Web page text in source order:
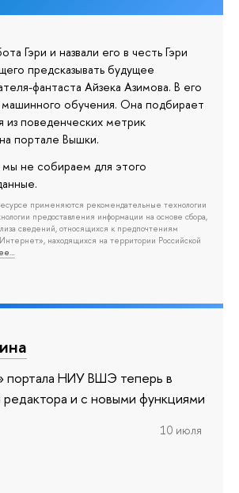
Гэри и назвали его в честь Гэри
предсказывать будущее
фантаста Айзека Азимова. В его
обучения. Она подбирает
из поведенческих метрик
портале Вышки.
не собираем для этого
применяются рекомендательные технологии
предоставления информации на основе сбора,
сведений, относящихся к предпочтениям
находящихся на территории Российской
портала НИУ ВШЭ теперь в
и с новыми функциями
10 июля